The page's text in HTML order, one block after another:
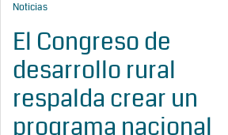
Noticias
El Congreso de
desarrollo rural
respalda crear un
programa nacional